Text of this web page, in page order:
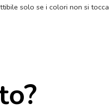
solo se i colori non si